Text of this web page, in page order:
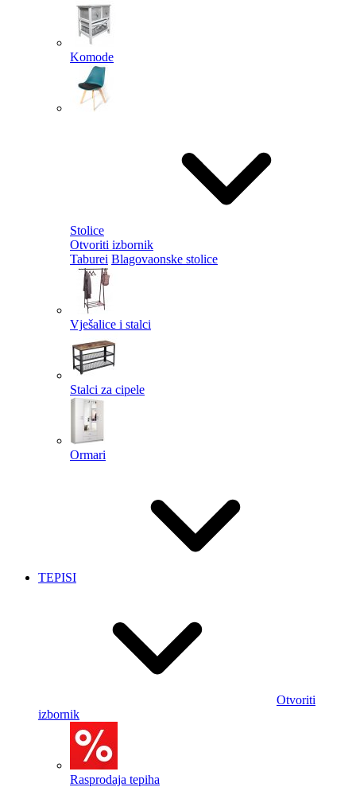
Komode
Stolice
Otvoriti izbornik
Taburei Blagovaonske stolice
Vješalice i stalci
Stalci za cipele
Ormari
TEPISI
Otvoriti
izbornik
Rasprodaja tepiha